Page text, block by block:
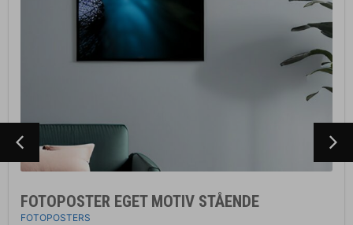
FOTOPOSTER EGET MOTIV STÅENDE
FOTOPOSTERS